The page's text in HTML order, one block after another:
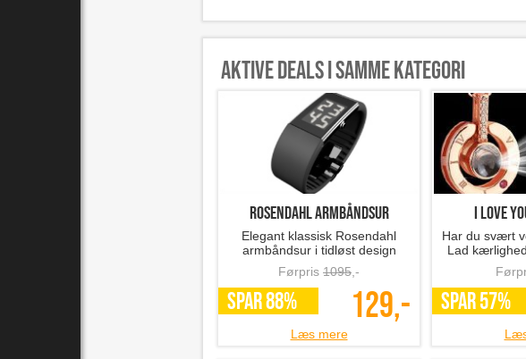
Aktive deals i samme kategori
Rosendahl armbåndsur
Elegant klassisk Rosendahl
armbåndsur i tidløst design
Førpris 1095 ,-
SPAR 88% 129,-
Læs mere
I LOVE
Har du svært
Lad
SPAR 57%